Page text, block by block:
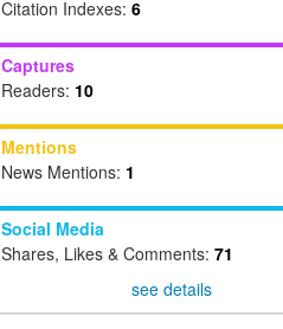
Citation Indexes: 6
Captures
Readers: 10
Mentions
News Mentions: 1
Social Media
Shares, Likes & Comments: 71
see details